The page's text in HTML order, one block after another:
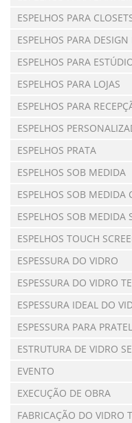
ESPELHOS PARA
ESPELHOS PARA
ESPELHOS PARA
ESPELHOS PARA LOJAS
ESPELHOS PARA
ESPELHOS
ESPELHOS PRATA
ESPELHOS SOB MEDIDA
ESPELHOS SOB MEDIDA
ESPELHOS SOB MEDIDA
ESPELHOS TOUCH
ESPESSURA DO VIDRO
ESPESSURA DO VIDRO
ESPESSURA IDEAL DO
ESPESSURA PARA
ESTRUTURA DE VIDRO
EVENTO
EXECUÇÃO DE OBRA
FABRICAÇÃO DO VIDRO